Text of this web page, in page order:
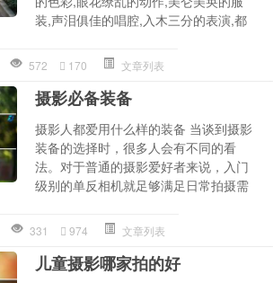
装,声泪俱佳的唱腔,入木三分的表演,都
572 170 文章列表
摄影必备装备
摄影人都爱用什么样的装备 当谈到摄影
装备的选择时，很多人会有不同的看
法。对于普通的摄影爱好者来说，入门
级别的单反相机就足够满足日常拍摄需
331 974 文章列表
儿童摄影哪家拍的好